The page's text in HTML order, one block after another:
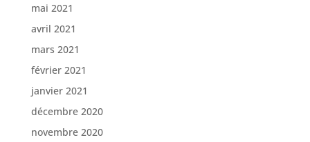
mai 2021
avril 2021
mars 2021
février 2021
janvier 2021
décembre 2020
novembre 2020